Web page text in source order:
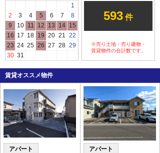
ご予約なしのご来店も
大歓迎です
いつでも気軽にお立ち寄り
ください。
ご都合の良いタイミングでお越し
いただく際には、ご予約いただけ
るとスムーズにご案内できます。
事前ご来店のご予約はこ
ちら→ご来店・内見予約
キャンペーン物件のお知ら
せ
家賃・初期費用見直しやフリーレント付の物件です。
1
2
3 4 5 6 7
8
9
10 11 12 13 14 15
16 17 18 19 20 21
22
23 24 25 26 27 28 29
30 31
593 件
※売り土地・売り建物・
賃貸物件の合計数です。
賃貸オススメ物件
アパート
アパート